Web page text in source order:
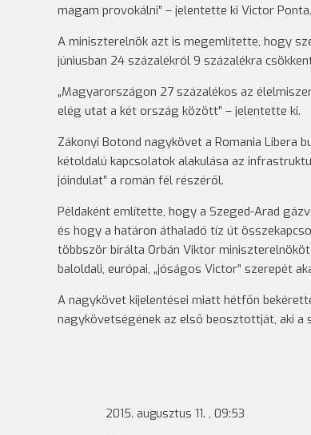
magam provokálni” – jelentette ki Victor Ponta.
A miniszterelnök azt is megemlítette, hogy
júniusban 24 százalékról 9 százalékra
„Magyarországon 27 százalékos az
elég utat a két ország között” – jelentette ki.
Zákonyi Botond nagykövet a Romania Libera
kétoldalú kapcsolatok alakulása az
jóindulat” a román fél részéről.
Példaként említette, hogy a Szeged-Arad
és hogy a határon áthaladó tíz út
többször bírálta Orbán Viktor
baloldali, európai, „jóságos Victor” szerepét
A nagykövet kijelentései miatt hétfőn
nagykövetségének az első beosztottját, aki
2015. augusztus 11. , 09:53